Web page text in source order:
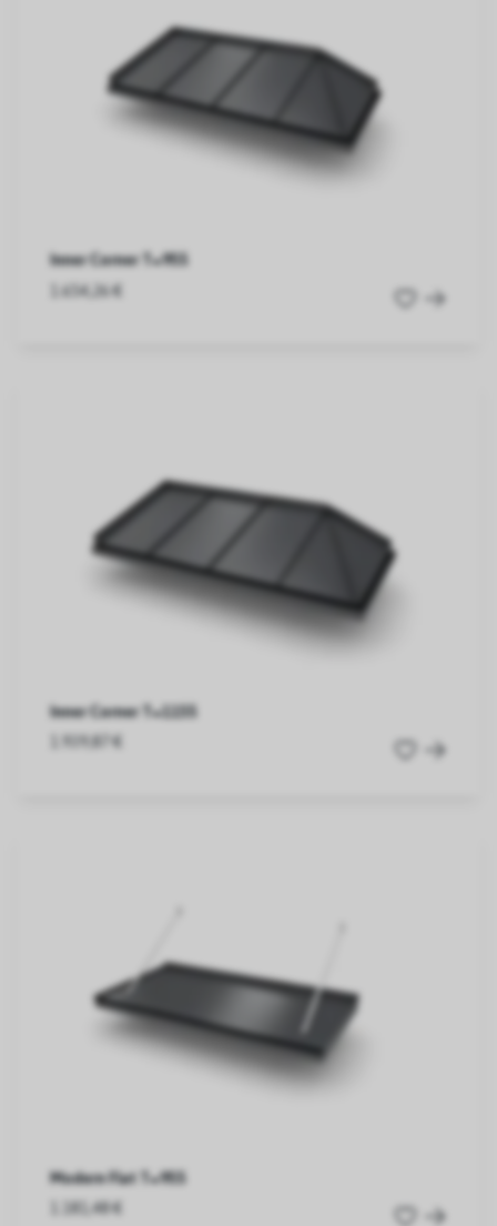
Inner Corner T=955
1.654,26 €
Inner Corner T=1155
1.939,87 €
Modern Flat T=955
1.181,48 €